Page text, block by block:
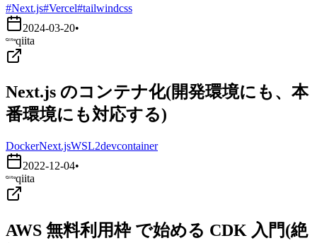
#Next.js#Vercel#tailwindcss
2024-03-20•
qiita
Next.js のコンテナ化(開発環境にも、本
番環境にも対応する)
DockerNext.jsWSL2devcontainer
2022-12-04•
qiita
AWS 無料利用枠 で始める CDK 入門(絶